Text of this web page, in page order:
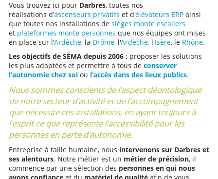
Vous trouvez ici pour Darbres, toutes nos
réalisations d'ascenseurs privatifs et d'élévateurs ERPainsi
que toutes nos installations de sièges monte escaliers
et plateformes monte personnes que nos équipes ont mises
en place sur l'Ardèche, la Drôme, l'Ardèche,l'Isère, le Rhône.
Les objectifs de SÉMA depuis 2006: proposer les solutions
les plus adaptées et permettre à tous de conserver
l'autonomie chez soiou l'accès dans des lieux publics.
Nous sommes conscients de l'aspect déontologique
de notre secteur d'activité et de l'accompagnement
que nécessite ces installations, en ayant toujours à
l'esprit ce que représente l'accessibilité pour les
personnes en perte d'autonomie.
Entreprise à taille humaine, nous intervenons sur Darbres et
ses alentours. Notre métier est un métier de précision, il
commence par une sélection des personnes en qui nous